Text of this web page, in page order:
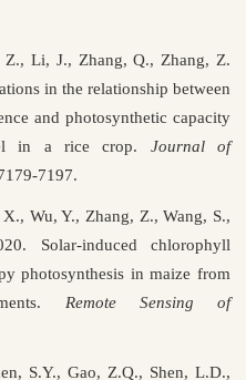
Li, J., Zhang, Q., Zhang, Z.
in the relationship between
and photosynthetic capacity
in a rice crop. Journal of
7197.
X., Wu, Y., Zhang, Z., Wang, S.,
Solar-induced chlorophyll
photosynthesis in maize from
Remote Sensing of
S.Y., Gao, Z.Q., Shen, L.D.,